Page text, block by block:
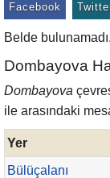
Facebook
Belde bulunamadı.
Dombayova
Dombayova
ile arasındaki
Yer
Bülüçalanı